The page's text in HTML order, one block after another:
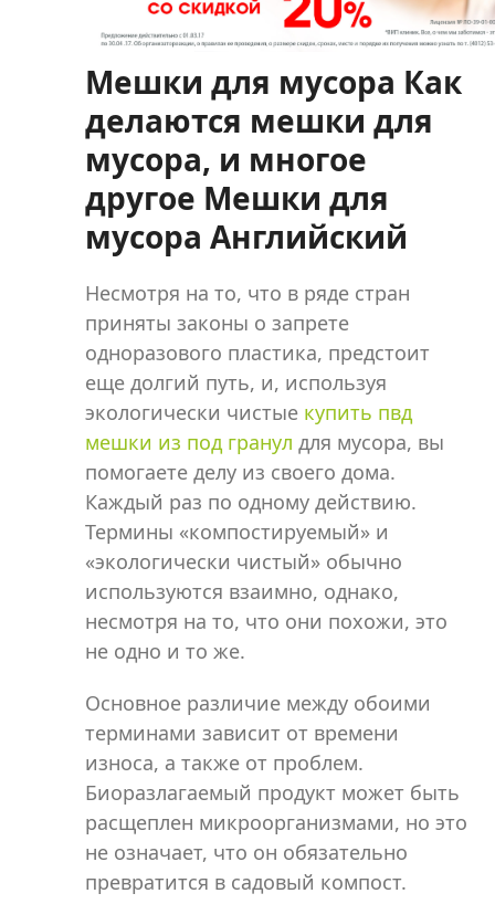
Мешки для мусора Как
делаются мешки для
мусора, и многое
другое Мешки для
мусора Английский
Несмотря на то, что в ряде стран
приняты законы о запрете
одноразового пластика, предстоит
еще долгий путь, и, используя
экологически чистые купить пвд
мешки из под гранул для мусора, вы
помогаете делу из своего дома.
Каждый раз по одному действию.
Термины «компостируемый» и
«экологически чистый» обычно
используются взаимно, однако,
несмотря на то, что они похожи, это
не одно и то же.
Основное различие между обоими
терминами зависит от времени
износа, а также от проблем.
Биоразлагаемый продукт может быть
расщеплен микроорганизмами, но это
не означает, что он обязательно
превратится в садовый компост.